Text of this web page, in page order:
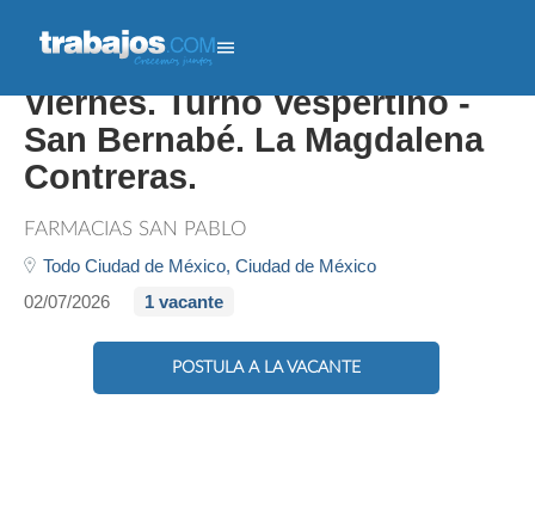
Enfermero/a. De Lunes A
Viernes. Turno Vespertino -
San Bernabé. La Magdalena
Contreras.
FARMACIAS SAN PABLO
Todo Ciudad de México, Ciudad de México
02/07/2026
1 vacante
POSTULA A LA VACANTE